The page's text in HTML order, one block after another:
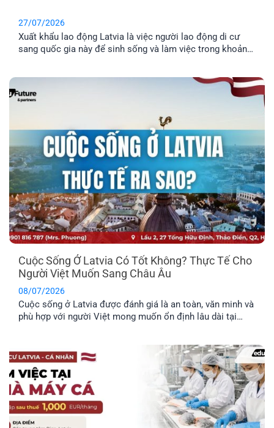
27/07/2026
Xuất khẩu lao động Latvia là việc người lao động di cư
sang quốc gia này để sinh sống và làm việc trong khoản
nhu cầu định cư. Vậy đâu mới là phương án định cư cho
cả gia đình tốt nhất? Cùng EFP tìm hiểu qua bài viết dưới
Cuộc Sống Ở Latvia Có Tốt Không? Thực Tế Cho
Người Việt Muốn Sang Châu Âu
08/07/2026
Cuộc sống ở Latvia được đánh giá là an toàn, văn minh và
phù hợp với người Việt mong muốn ổn định lâu dài tại
về môi trường sống, văn hóa và phúc lợi dành riêng cho
công dân.